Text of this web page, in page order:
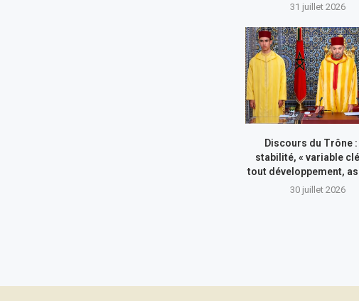
31 juillet 2026
Discours du Trône :
stabilité, « variable
tout développement,
30 juillet 2026